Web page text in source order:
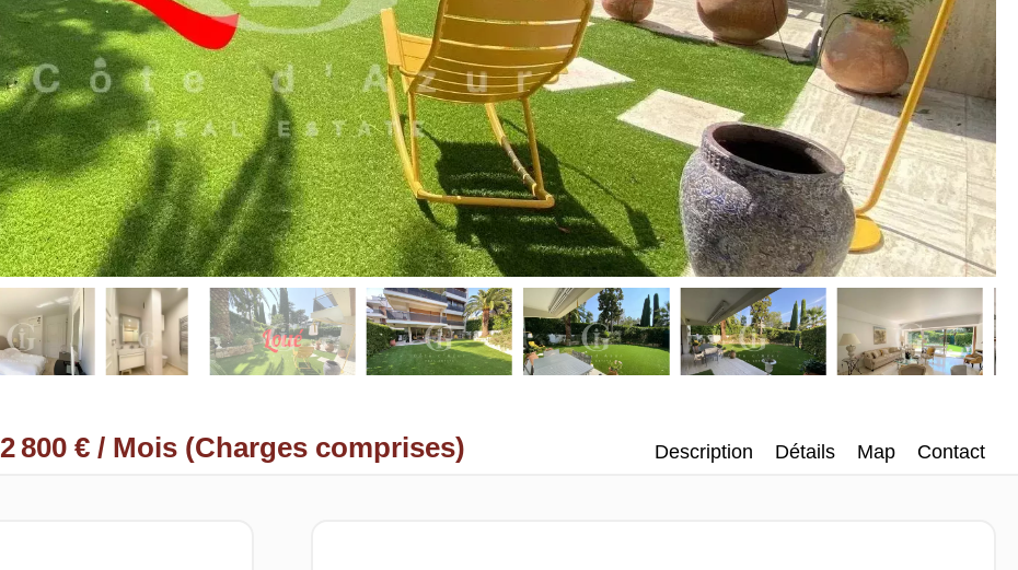
2 800 € / Mois (Charges comprises) Description Détails Map Contact